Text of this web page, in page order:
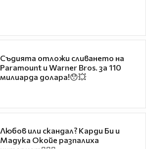
Съдията отложи сливането на
Paramount и Warner Bros. за 110
милиарда долара!😯💥
Любов или скандал? Карди Би и
Мадука Окойе разпалиха